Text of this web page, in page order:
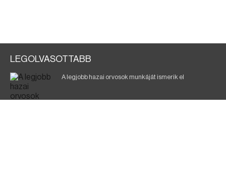
LEGOLVASOTTABB
A legjobb hazai orvosok munkáját ismerik el